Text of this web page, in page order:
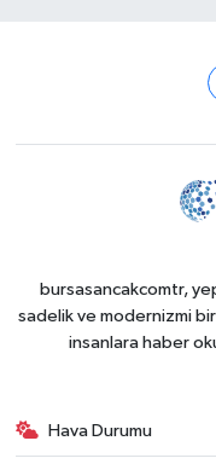
bursasancakcomtr,
sadelik ve modernizmi
insanlara haber
Hava Durumu